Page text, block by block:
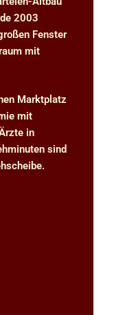
2003
Fenster
mit
Marktplatz
mit
in
sind